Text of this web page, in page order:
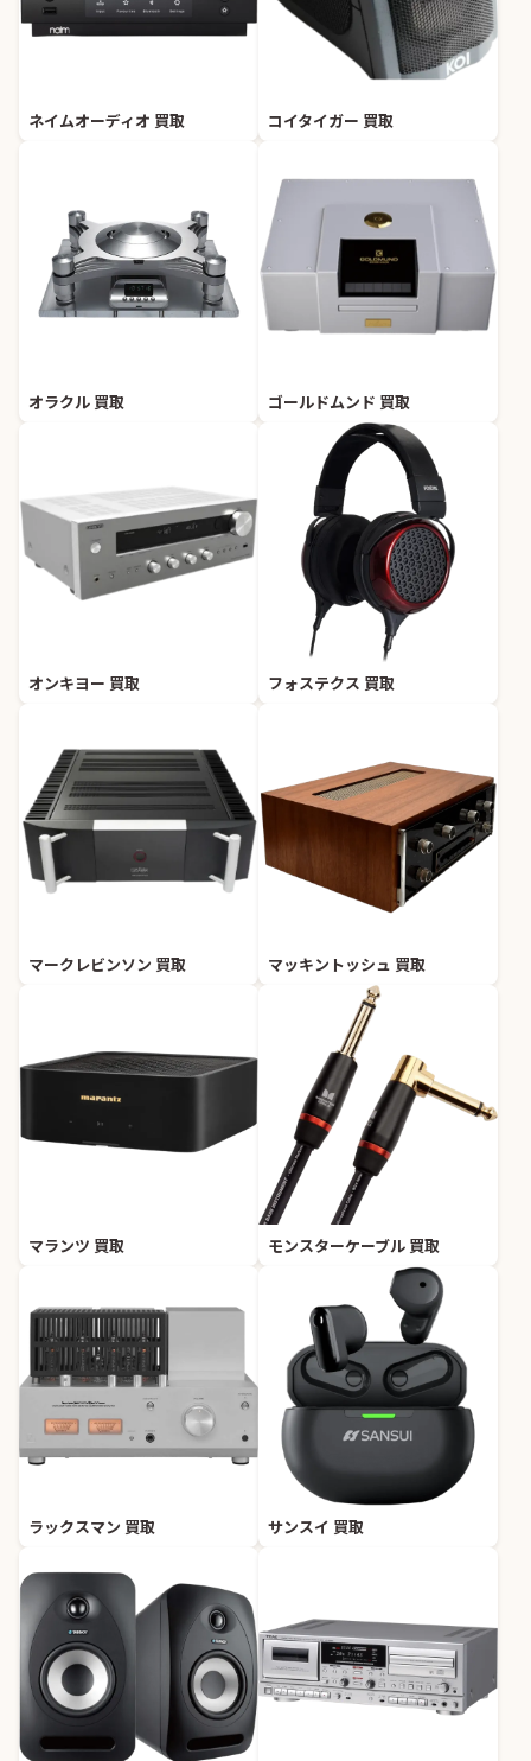
ネイムオーディオ 買取 コイタイガー 買取
オラクル 買取 ゴールドムンド 買取
オンキヨー 買取 フォステクス 買取
マークレビンソン 買取 マッキントッシュ 買取
マランツ 買取 モンスターケーブル 買取
ラックスマン 買取 サンスイ 買取